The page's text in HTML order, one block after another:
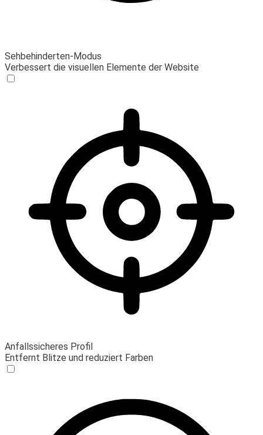
Sehbehinderten-Modus
Verbessert die visuellen Elemente der Website
Anfallssicheres Profil
Entfernt Blitze und reduziert Farben